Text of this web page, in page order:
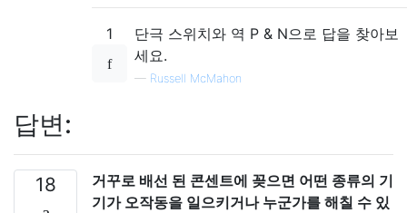
1
단극 스위치와 역 P & N으로 답을 찾아보
세요.
— Russell McMahon
답변:
18
거꾸로 배선 된 콘센트에 꽂으면 어떤 종류의 기
기가 오작동을 일으키거나 누군가를 해칠 수 있